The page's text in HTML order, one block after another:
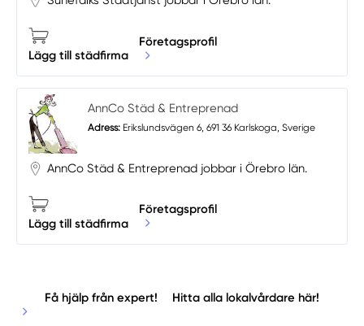
Lägg till städfirma
Företagsprofil
AnnCo Städ & Entreprenad
Adress: Erikslundsvägen 6, 691 36 Karlskoga, Sverige
AnnCo Städ & Entreprenad jobbar i Örebro län.
Lägg till städfirma
Företagsprofil
Få hjälp från expert! Hitta alla lokalvårdare här!